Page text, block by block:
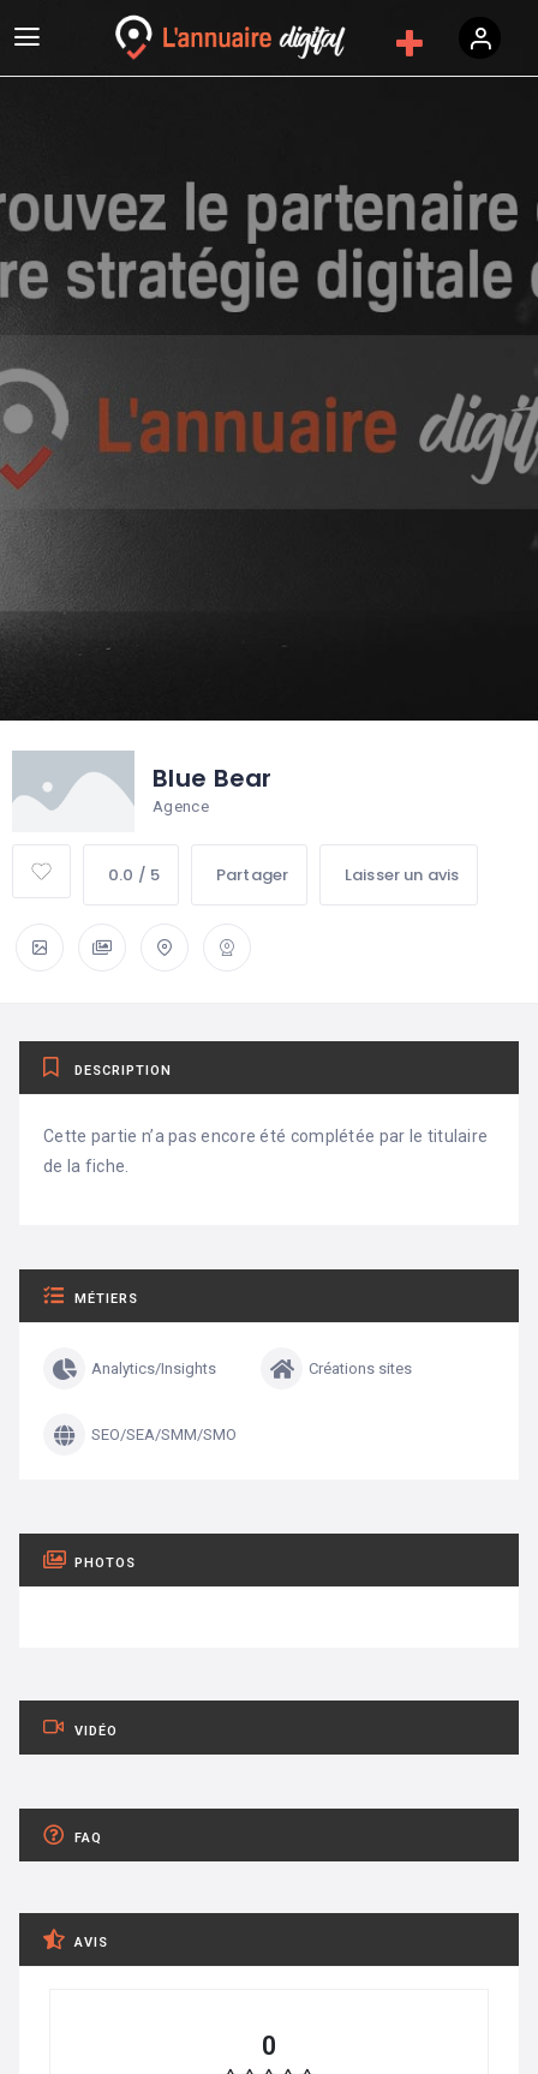
Blue Bear
Agence
0.0 / 5 Partager Laisser un avis
DESCRIPTION
Cette partie n’a pas encore été complétée par le titulaire
de la fiche.
MÉTIERS
Analytics/Insights Créations sites
SEO/SEA/SMM/SMO
PHOTOS
VIDÉO
FAQ
AVIS
0